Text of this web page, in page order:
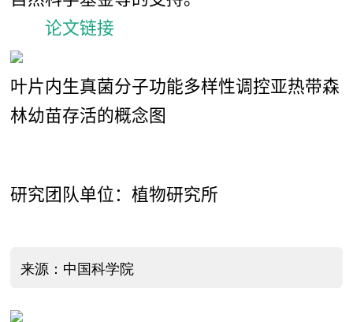
论文链接
叶片内生真菌分子功能多样性调控亚热带森
林幼苗存活的概念图
研究团队单位：植物研究所
来源：中国科学院